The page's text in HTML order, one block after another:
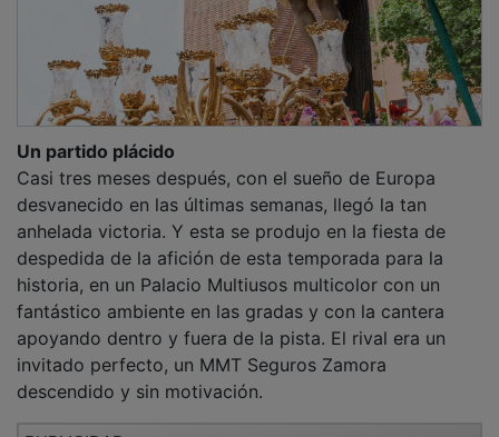
Casi tres meses después, con el sueño de Europa
desvanecido en las últimas semanas, llegó la tan
anhelada victoria. Y esta se produjo en la fiesta de
despedida de la afición de esta temporada para la
historia, en un Palacio Multiusos multicolor con un
fantástico ambiente en las gradas y con la cantera
apoyando dentro y fuera de la pista. El rival era un
invitado perfecto, un MMT Seguros Zamora
descendido y sin motivación.